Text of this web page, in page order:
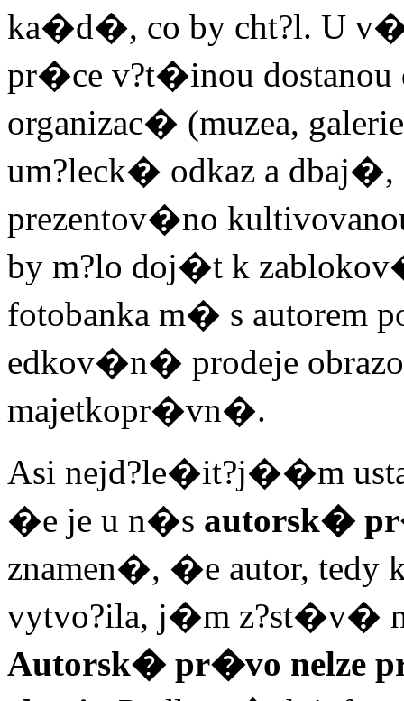
ka�d�, co by cht?l. U
pr�ce v?t�inou
organizac� (muzea,
um?leck� odkaz a
prezentov�no
by m?lo doj�t k
fotobanka m� s autorem
edkov�n� prodeje
majetkopr�vn�.
Asi nejd?le�it?j��m
�e je u n�s autorsk�
znamen�, �e autor,
vytvo?ila, j�m z?st�v�
Autorsk� pr�vo nelze